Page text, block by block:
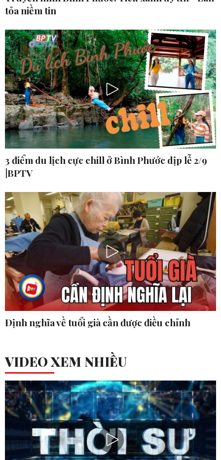
tỏa niềm tin
3 điểm du lịch cực chill ở Bình Phước dịp lễ 2/9
|BPTV
Định nghĩa về tuổi già cần được điều chỉnh
VIDEO XEM NHIỀU